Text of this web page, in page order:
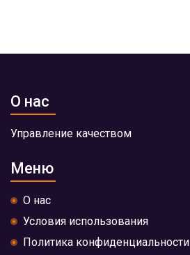
О нас
Управление качеством
Меню
О нас
Условия использования
Политика конфиденциальности